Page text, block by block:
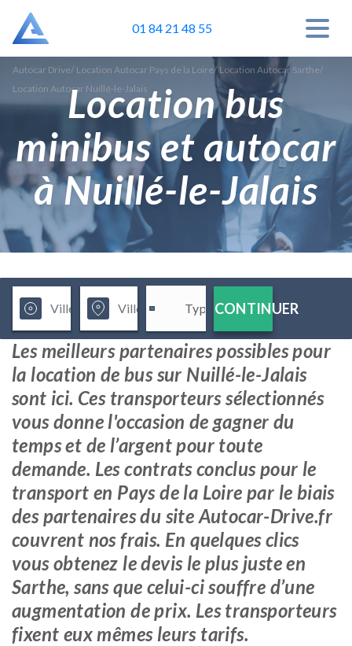
01 84 21 48 55
Autocar Drive/ Location Autocar Pays de la Loire/ Location Autocar Sarthe/
Location Autocar Nuillé-le-Jalais
Location bus
minibus et autocar
à Nuillé-le-Jalais
CONTINUER
Les meilleurs partenaires possibles pour
la location de bus sur Nuillé-le-Jalais
sont ici. Ces transporteurs sélectionnés
vous donne l'occasion de gagner du
temps et de l’argent pour toute
demande. Les contrats conclus pour le
transport en Pays de la Loire par le biais
des partenaires du site Autocar-Drive.fr
couvrent nos frais. En quelques clics
vous obtenez le devis le plus juste en
Sarthe, sans que celui-ci souffre d’une
augmentation de prix. Les transporteurs
fixent eux mêmes leurs tarifs.